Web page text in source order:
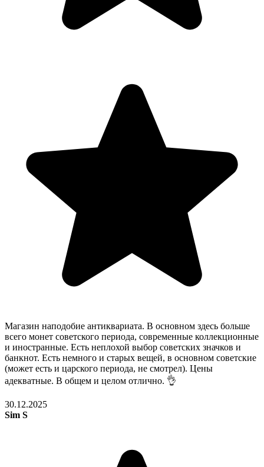
Магазин наподобие антиквариата. В основном здесь больше
всего монет советского периода, современные коллекционные
и иностранные. Есть неплохой выбор советских значков и
банкнот. Есть немного и старых вещей, в основном советские
(может есть и царского периода, не смотрел). Цены
адекватные. В общем и целом отлично. 👌
30.12.2025
Sim S